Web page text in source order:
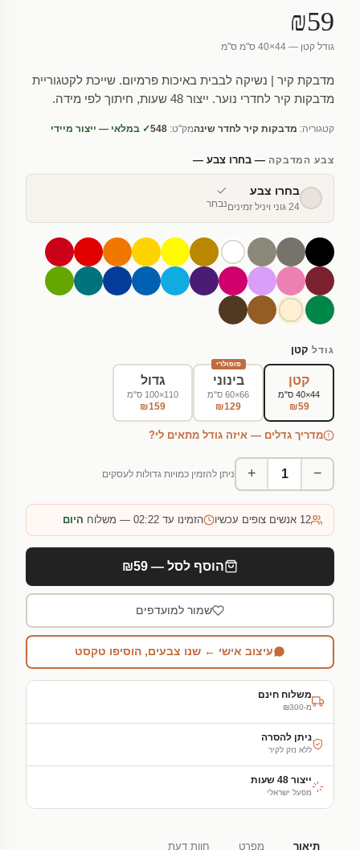
₪59
גודל קטן — 44×40 ס"מ ס"מ
מדבקת קיר | נשיקה לבבית באיכות פרמיום. שייכת לקטגוריית
מדבקות קיר לחדרי נוער. ייצור 48 שעות, חיתוך לפי מידה.
קטגוריה: מדבקות קיר לחדר שינהמק"ט: 548✓ במלאי — ייצור מיידי
צבע המדבקה— בחרו צבע —
בחרו צבע
24 גוני ויניל זמינים נבחר
גודל קטן
קטן
44×40 ס"מ
₪59
פופולרי
בינוני
66×60 ס"מ
₪129
גדול
110×100 ס"מ
₪159
מדריך גדלים — איזה גודל מתאים לי?
−
+ ניתן להזמין כמויות גדולות לעסקים
12 אנשים צופים עכשיו הזמינו עד 02:22 — משלוח היום
הוסף לסל — ₪59
שמור למועדפים
עיצוב אישי ← שנו צבעים, הוסיפו טקסט
משלוח חינם
מ-₪300
ניתן להסרה
ללא נזק לקיר
ייצור 48 שעות
מפעל ישראלי
תיאור מפרט חוות דעת